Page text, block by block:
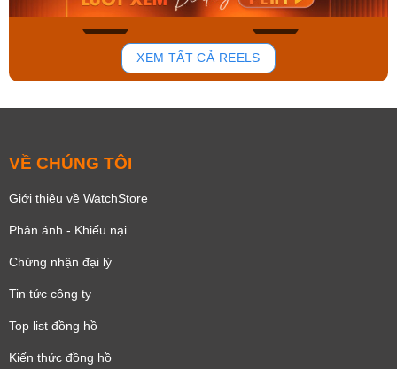
135
XEM TẤT CẢ REELS
VỀ CHÚNG TÔI
Giới thiệu về WatchStore
Phản ánh - Khiếu nại
Chứng nhận đại lý
Tin tức công ty
Top list đồng hồ
Kiến thức đồng hồ